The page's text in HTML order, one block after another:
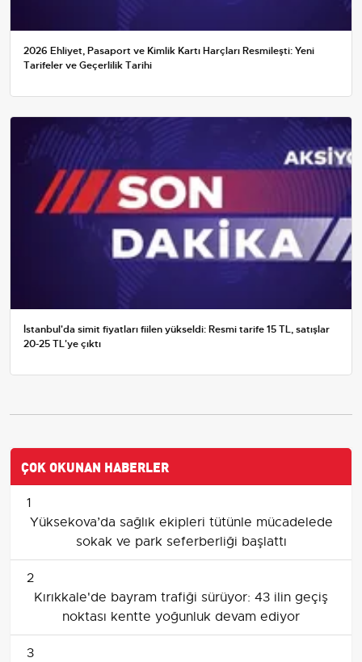
2026 Ehliyet, Pasaport ve Kimlik Kartı Harçları Resmileşti: Yeni
Tarifeler ve Geçerlilik Tarihi
İstanbul'da simit fiyatları fiilen yükseldi: Resmi tarife 15 TL, satışlar
20-25 TL'ye çıktı
ÇOK OKUNAN HABERLER
1
Yüksekova’da sağlık ekipleri tütünle mücadelede
sokak ve park seferberliği başlattı
2
Kırıkkale'de bayram trafiği sürüyor: 43 ilin geçiş
noktası kentte yoğunluk devam ediyor
3